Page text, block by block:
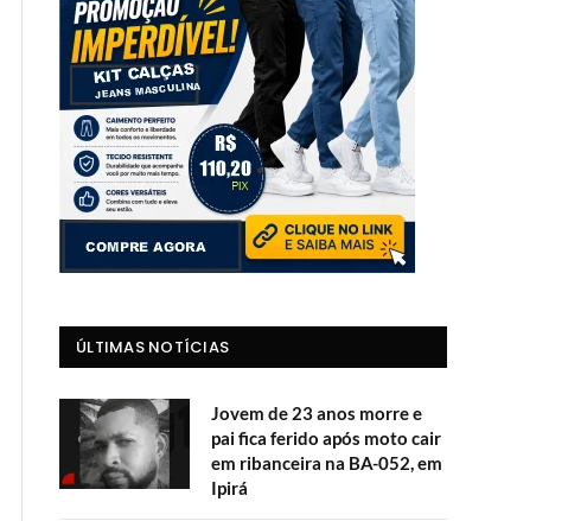
ÚLTIMAS NOTÍCIAS
Jovem de 23 anos morre e
pai fica ferido após moto cair
em ribanceira na BA-052, em
Ipirá